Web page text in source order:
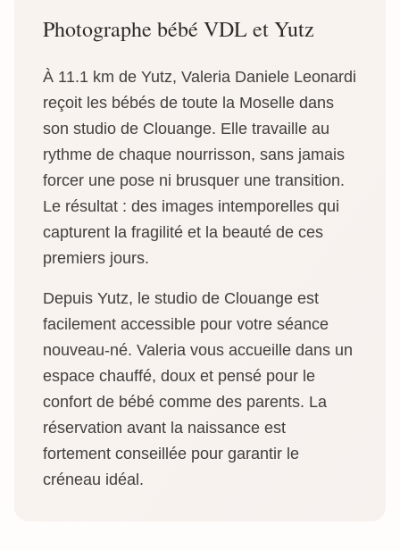
Photographe bébé VDL et Yutz
À 11.1 km de Yutz, Valeria Daniele Leonardi
reçoit les bébés de toute la Moselle dans
son studio de Clouange. Elle travaille au
rythme de chaque nourrisson, sans jamais
forcer une pose ni brusquer une transition.
Le résultat : des images intemporelles qui
capturent la fragilité et la beauté de ces
premiers jours.
Depuis Yutz, le studio de Clouange est
facilement accessible pour votre séance
nouveau-né. Valeria vous accueille dans un
espace chauffé, doux et pensé pour le
confort de bébé comme des parents. La
réservation avant la naissance est
fortement conseillée pour garantir le
créneau idéal.